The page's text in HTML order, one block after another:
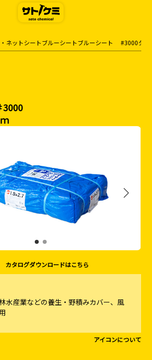
て？
わせ
ネットシートブルーシートブルーシート #3000タイ
3000
カタログダウンロードはこちら
水産業などの養生・野積みカバー、風
アイコンについて